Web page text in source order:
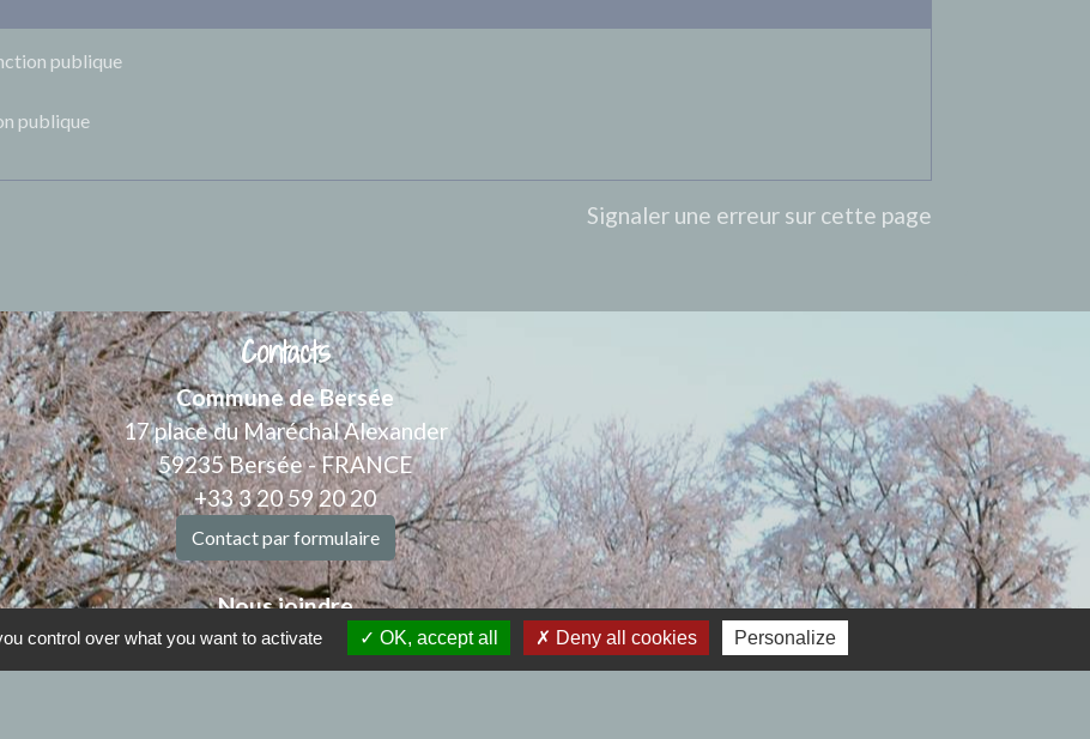
publique
publique
Signaler une erreur sur cette page
Contacts
Commune de Bersée
17 place du Maréchal Alexander
59235 Bersée - FRANCE
+33 3 20 59 20 20
Contact par formulaire
Nous joindre
Mail : mairiebersee@orange.fr
9h00 à 12h00 et de 14h00 à 17h30 - Samedi : 9h00 à 12h00- Fermé le lundi.
control over what you want to activate OK, accept all Deny all cookies Personalize